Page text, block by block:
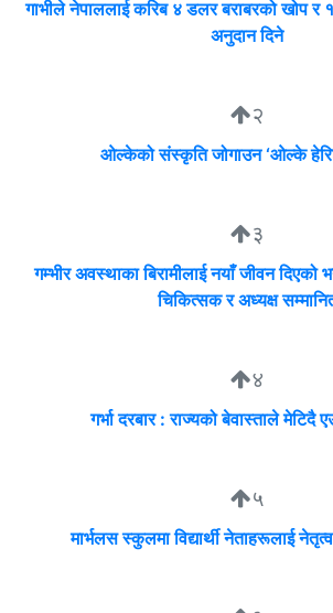
गाभीले नेपाललाई करिब ४ डलर बराबरको खोप
अनुदान दिने
२
ओल्केको संस्कृति जोगाउन ‘ओल्के
३
गम्भीर अवस्थाका बिरामीलाई नयाँ जीवन दिएको
चिकित्सक र अध्यक्ष
४
गर्भा दरबार : राज्यको बेवास्ताले मेटिदै
५
मार्भलस स्कुलमा विद्यार्थी नेताहरूलाई